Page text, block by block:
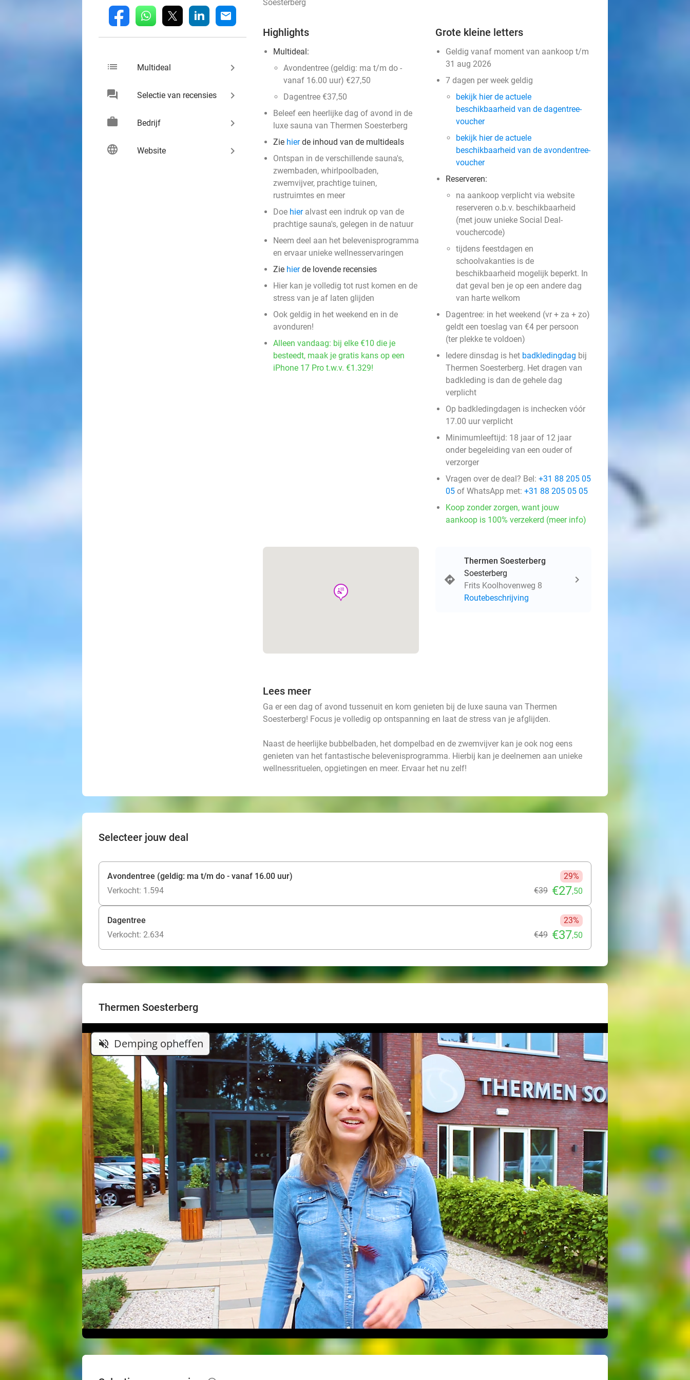
fb whatsapp linkedin mail
list Multideal keyboard_arrow_right
chat Selectie van recensies keyboard_arrow_right
work Bedrijf keyboard_arrow_right
language Website keyboard_arrow_right
Soesterberg
Highlights
Multideal:
Avondentree (geldig: ma t/m do -
vanaf 16.00 uur) €27,50
Dagentree €37,50
Beleef een heerlijke dag of avond in de
luxe sauna van Thermen Soesterberg
Zie hierde inhoud van de multideals
Ontspan in de verschillende sauna's,
zwembaden, whirlpoolbaden,
zwemvijver, prachtige tuinen,
rustruimtes en meer
Doe hieralvast een indruk op van de
prachtige sauna's, gelegen in de natuur
Neem deel aan het belevenisprogramma
en ervaar unieke wellnesservaringen
Zie hierde lovende recensies
Hier kan je volledig tot rust komen en de
stress van je af laten glijden
Ook geldig in het weekend en in de
avonduren!
Alleen vandaag: bij elke €10 die je
besteedt, maak je gratis kans op een
iPhone 17 Pro t.w.v. €1.329!
Grote kleine letters
Geldig vanaf moment van aankoop t/m
31 aug 2026
7 dagen per week geldig
bekijk hier de actuele
beschikbaarheid van de dagentree-
voucher
bekijk hier de actuele
beschikbaarheid van de avondentree-
voucher
Reserveren:
na aankoop verplicht via website
reserveren o.b.v. beschikbaarheid
(met jouw unieke Social Deal-
vouchercode)
tijdens feestdagen en
schoolvakanties is de
beschikbaarheid mogelijk beperkt. In
dat geval ben je op een andere dag
van harte welkom
Dagentree: in het weekend (vr + za + zo)
geldt een toeslag van €4 per persoon
(ter plekke te voldoen)
Iedere dinsdag is het badkledingdag bij
Thermen Soesterberg. Het dragen van
badkleding is dan de gehele dag
verplicht
Op badkledingdagen is inchecken vóór
17.00 uur verplicht
Minimumleeftijd: 18 jaar of 12 jaar
onder begeleiding van een ouder of
verzorger
Vragen over de deal? Bel: +31 88 205 05
05 of WhatsApp met: +31 88 205 05 05
Koop zonder zorgen, want jouw
aankoop is 100% verzekerd (meer info)
wellness
Thermen Soesterberg
Soesterberg
Frits Koolhovenweg 8
Routebeschrijving
Lees meer
Ga er een dag of avond tussenuit en kom genieten bij de luxe sauna van Thermen
Soesterberg! Focus je volledig op ontspanning en laat de stress van je afglijden.
Naast de heerlijke bubbelbaden, het dompelbad en de zwemvijver kan je ook nog eens
genieten van het fantastische belevenisprogramma. Hierbij kan je deelnemen aan unieke
wellnessrituelen, opgietingen en meer. Ervaar het nu zelf!
Selecteer jouw deal
Avondentree (geldig: ma t/m do - vanaf 16.00 uur)
29%
Verkocht: 1.594
€39 €27,50
Dagentree
23%
Verkocht: 2.634
€49 €37,50
Thermen Soesterberg
volume_off Demping opheffen